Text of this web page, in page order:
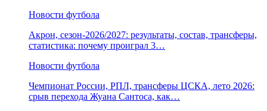
Новости футбола
Акрон, сезон-2026/2027: результаты, состав, трансферы,
статистика: почему проиграл 3…
Новости футбола
Чемпионат России, РПЛ, трансферы ЦСКА, лето 2026:
срыв перехода Жуана Сантоса, как…